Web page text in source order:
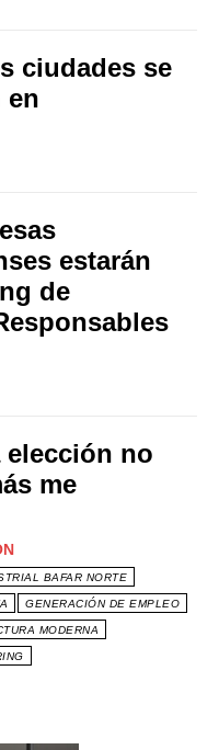
ciudades se
en
estarán
de
elección no
me
BAFAR NORTE
GENERACIÓN DE EMPLEO
MODERNA